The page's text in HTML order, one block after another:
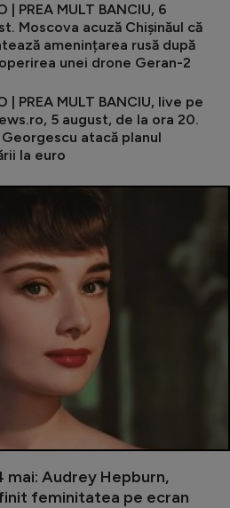
| PREA MULT BANCIU, 6
Moscova acuză Chișinăul că
amenințarea rusă după
unei drone Geran-2
| PREA MULT BANCIU, live pe
5 august, de la ora 20.
Georgescu atacă planul
la euro
mai: Audrey Hepburn,
feminitatea pe ecran